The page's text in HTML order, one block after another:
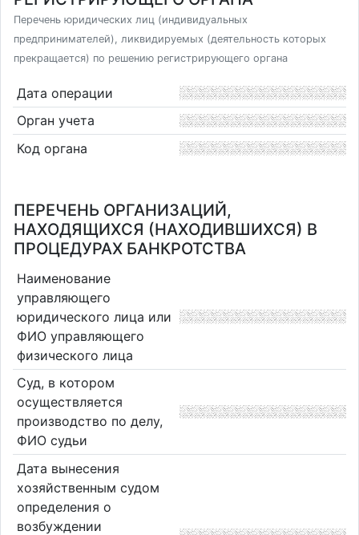
Перечень юридических лиц (индивидуальных
предпринимателей), ликвидируемых (деятельность которых
прекращается) по решению регистрирующего органа
Дата операции
Орган учета
Код органа
ПЕРЕЧЕНЬ ОРГАНИЗАЦИЙ,
НАХОДЯЩИХСЯ (НАХОДИВШИХСЯ) В
ПРОЦЕДУРАХ БАНКРОТСТВА
Наименование
управляющего
юридического лица или
ФИО управляющего
физического лица
Суд, в котором
осуществляется
производство по делу,
ФИО судьи
Дата вынесения
хозяйственным судом
определения о
возбуждении